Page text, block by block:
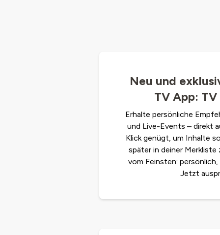
Neu und
TV App:
Erhalte persönliche
und Live-Events – direkt
Klick genügt, um Inhalte
später in deiner Merkliste
vom Feinsten:
Jetzt